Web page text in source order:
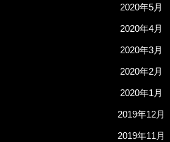
2020年5月
2020年4月
2020年3月
2020年2月
2020年1月
2019年12月
2019年11月